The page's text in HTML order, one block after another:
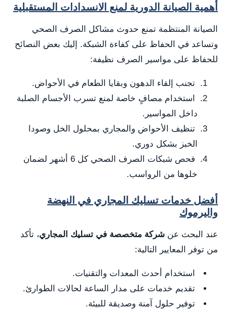
أهمية الصيانة الدورية لمنع الانسدادات المستقبلية
الصيانة المنتظمة تمنع حدوث مشاكل الصرف الصحي
وتساعد في الحفاظ على كفاءة الشبكة. إليك بعض النصائح
للحفاظ على مواسير الصرف نظيفة:
تجنب إلقاء الدهون وبقايا الطعام في الأحواض.
استخدام مصافٍ خاصة لمنع تسرب الأجسام الصلبة
داخل المواسير.
تنظيف الأحواض والمجاري بمحلول الخل وصودا
الخبز بشكل دوري.
فحص شبكات الصرف الصحي كل 6 أشهر لضمان
خلوها من الرواسب.
أفضل خدمات تسليك المجاري في النهضة
واليرموك
عند البحث عن شركة متخصصة في تسليك المجاري، تأكد
من توفر المعايير التالية:
استخدام أحدث المعدات والتقنيات.
تقديم خدمات على مدار الساعة لحالات الطوارئ.
توفير حلول آمنة وصديقة للبيئة.